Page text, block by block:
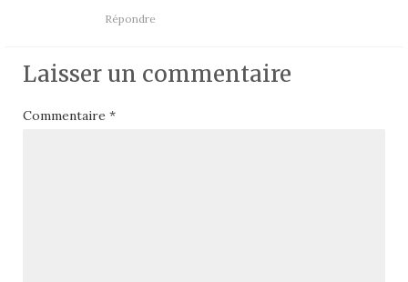
Répondre
Laisser un commentaire
Commentaire *